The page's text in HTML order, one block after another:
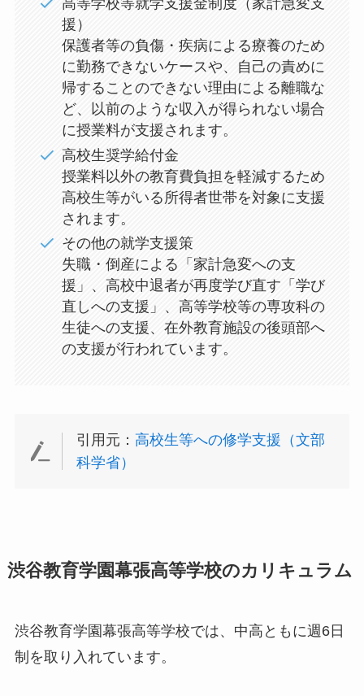
高等学校等就学支援金制度（家計急変支
援）
保護者等の負傷・疾病による療養のため
に勤務できないケースや、自己の責めに
帰することのできない理由による離職な
ど、以前のような収入が得られない場合
に授業料が支援されます。
高校生奨学給付金
授業料以外の教育費負担を軽減するため
高校生等がいる所得者世帯を対象に支援
されます。
その他の就学支援策
失職・倒産による「家計急変への支
援」、高校中退者が再度学び直す「学び
直しへの支援」、高等学校等の専攻科の
生徒への支援、在外教育施設の後頭部へ
の支援が行われています。
引用元：高校生等への修学支援（文部
科学省）
渋谷教育学園幕張高等学校のカリキュラム
渋谷教育学園幕張高等学校では、中高ともに週6日
制を取り入れています。